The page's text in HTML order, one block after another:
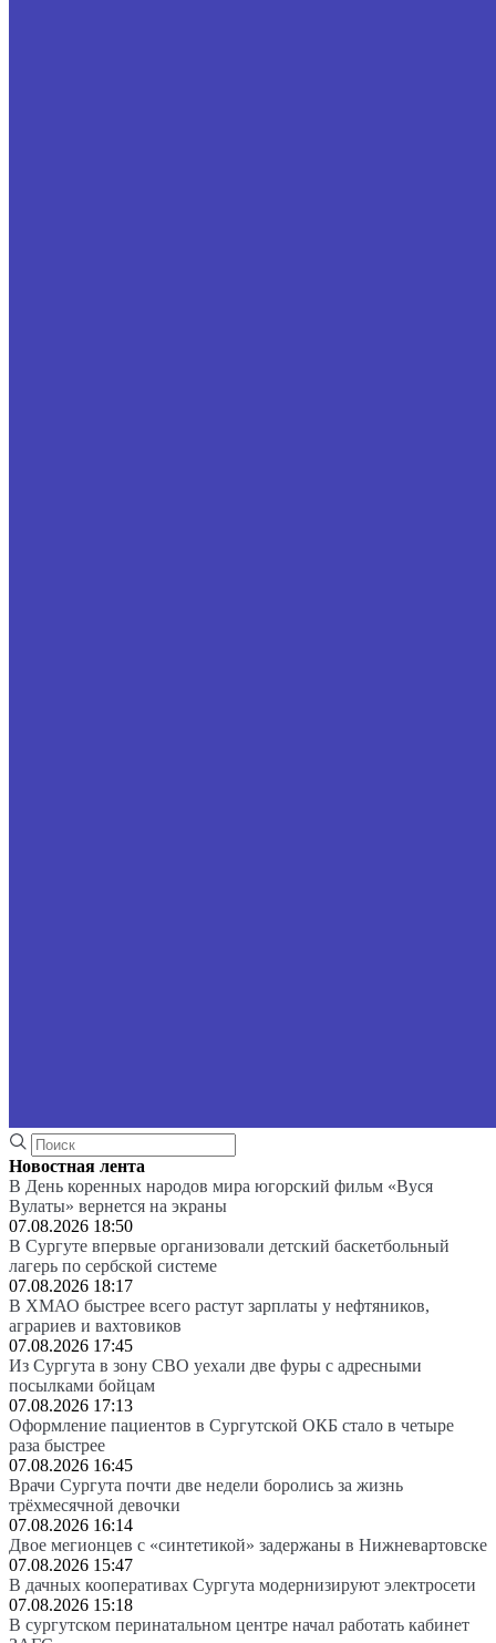
Новостная лента
В День коренных народов мира югорский фильм «Вуся
Вулаты» вернется на экраны
07.08.2026 18:50
В Сургуте впервые организовали детский баскетбольный
лагерь по сербской системе
07.08.2026 18:17
В ХМАО быстрее всего растут зарплаты у нефтяников,
аграриев и вахтовиков
07.08.2026 17:45
Из Сургута в зону СВО уехали две фуры с адресными
посылками бойцам
07.08.2026 17:13
Оформление пациентов в Сургутской ОКБ стало в четыре
раза быстрее
07.08.2026 16:45
Врачи Сургута почти две недели боролись за жизнь
трёхмесячной девочки
07.08.2026 16:14
Двое мегионцев с «синтетикой» задержаны в Нижневартовске
07.08.2026 15:47
В дачных кооперативах Сургута модернизируют электросети
07.08.2026 15:18
В сургутском перинатальном центре начал работать кабинет